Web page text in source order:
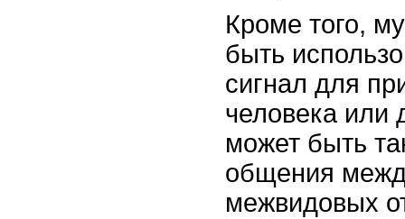
Кроме того,
быть
сигнал для
человека или
может быть
общения
межвидовых